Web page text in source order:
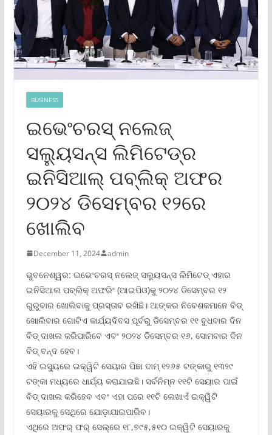
BUSINESS
ଇଭେଂଚରସ୍ ନଲେଜ୍
ସଲ୍ୟୁସନ୍ସ ଲିମିଟେଡ୍‌ର
ଇନିସିଆଲ୍ ପବ୍ଲିକ୍ ଅଫର
୨୦୨୪ ଡିସେମ୍ବର ୧୨ରେ
ଖୋଲିବ
December 11, 2024 admin
ଭୁବନେଶ୍ୱର: ଇଭେଂଚରସ୍ ନଲେଜ୍ ସଲ୍ୟୁସନ୍ସ ଲିମିଟେଡ୍ ଏହାର
ଇନିସିଆଲ ପବ୍ଲିକ୍ ଅଫରିଂ (ଆଇପିଓ)କୁ ୨୦୨୪ ଡିସେମ୍ବର ୧୨
ଗୁରୁବାର ଖୋଲିବାକୁ ପ୍ରସ୍ତାବ ରଖିଛି। ଆଙ୍କର ନିବେଶକମାନେ ବିଡ୍
ଖୋଲିବାର ଗୋଟିଏ କାର୍ଯ୍ୟଦିବସ ପୂର୍ବରୁ ଡିସେମ୍ବର ୧୧ ବୁଧବାର ଦିନ
ବିଡ୍ ଦାଖଲ କରିପାରିବେ ଏବଂ ୨୦୨୪ ଡିସେମ୍ବର ୧୬, ସୋମବାର ଦିନ
ବିଡ୍ ବନ୍ଦ ହେବ।
ଏହି ଇସ୍ୟୁରେ ଇକ୍ୱିଟି ସେୟାର ପିଛା ଦାମ୍ ୧୨୬୫ ଟଙ୍କାରୁ ୧୩୨୯
ଟଙ୍କା ମଧ୍ୟରେ ଧାର୍ଯ୍ୟ କରାଯାଇଛି। ସର୍ବନିମ୍ନ ୧୧ଟି ସେୟାର ପାଇଁ
ବିଡ୍ ଦାଖଲ କରିହେବ ଏବଂ ଏହା ପରେ ୧୧ଟି ଲେଖାଏଁ ଇକ୍ୱିଟି
ସେୟାରକୁ ସେଥିରେ ଯୋଡ଼ାଯାଇପାରିବ।
ଏଥିରେ ଅଫର୍ ଫର୍ ସେଲ୍‌ରେ ୧୮,୭୯୫,୫୧୦ ଇକ୍ୱିଟି ସେୟାରକୁ